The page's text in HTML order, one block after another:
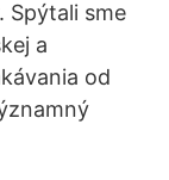
Spýtali sme
a
od